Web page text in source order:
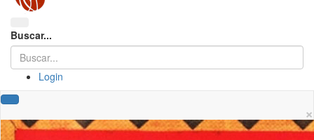
Buscar...
Login
×